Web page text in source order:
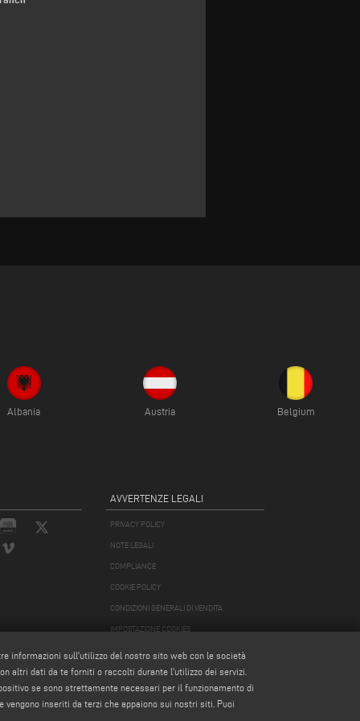
Albania Austria Belgium
AVVERTENZE LEGALI
PRIVACY POLICY
NOTE LEGALI
COMPLIANCE
COOKIE POLICY
CONDIZIONI GENERALI DI VENDITA
IMPOSTAZIONE COOKIES
CONDIZIONI GENERALI DI DISTRIBUZIONE
informazioni sull'utilizzo del nostro sito web con le società
altri dati da te forniti o raccolti durante l'utilizzo dei servizi.
se sono strettamente necessari per il funzionamento di
inseriti da terzi che appaiono sui nostri siti. Puoi